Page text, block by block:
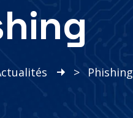
> Phishing